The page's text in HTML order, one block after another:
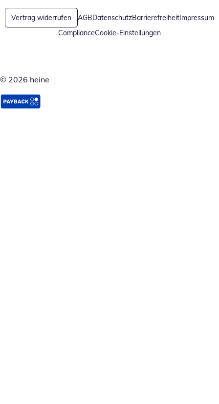
Vertrag widerrufen AGBDatenschutzBarrierefreiheit Impressum
ComplianceCookie-Einstellungen
© 2026 heine